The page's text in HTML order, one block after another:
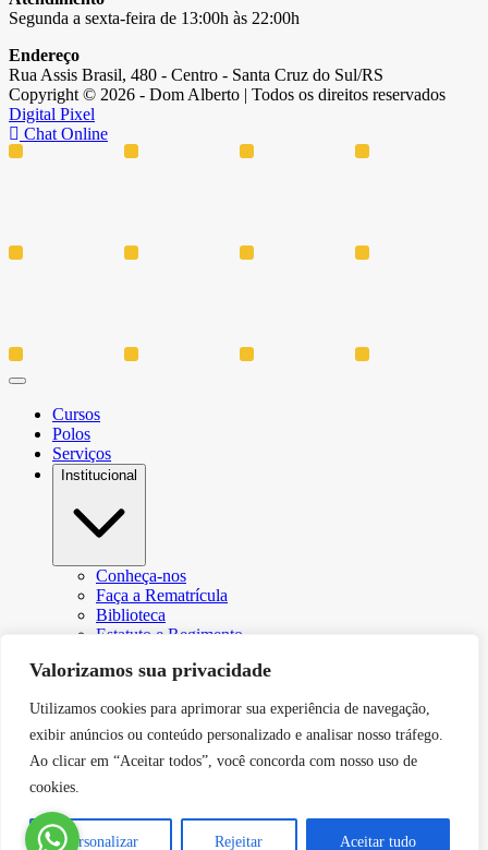
Valorizamos sua privacidade
Utilizamos cookies para aprimorar sua experiência de navegação,
exibir anúncios ou conteúdo personalizado e analisar nosso tráfego.
Ao clicar em “Aceitar todos”, você concorda com nosso uso de
cookies.
Personalizar Rejeitar Aceitar tudo
Segunda a sexta-feira de 13:00h às 22:00h
Endereço
Rua Assis Brasil, 480 - Centro - Santa Cruz do Sul/RS
Copyright © 2026 - Dom Alberto | Todos os direitos reservados
Digital Pixel
Chat Online
Cursos
Polos
Serviços
Institucional
Conheça-nos
Faça a Rematrícula
Biblioteca
Estatuto e Regimento
Resoluções e Portarias
Egressos
CPA – Comissão Própria de Avaliação
Núcleo de Prática Jurídica
Revistas